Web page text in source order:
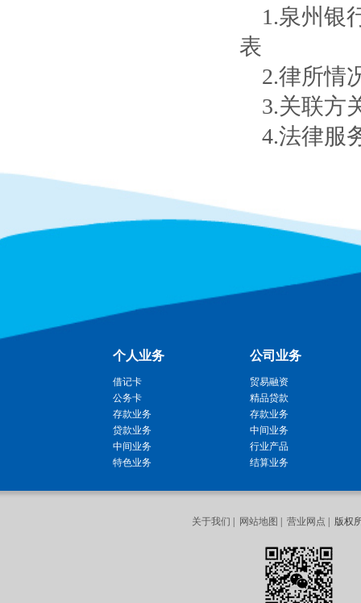
1.泉州银
表
2.律所情
3.关联方
4.法律服
个人业务
借记卡
公务卡
存款业务
贷款业务
中间业务
特色业务
公司业务
贸易融资
精品贷款
存款业务
中间业务
行业产品
结算业务
关于我们 网站地图 营业网点 | 版权